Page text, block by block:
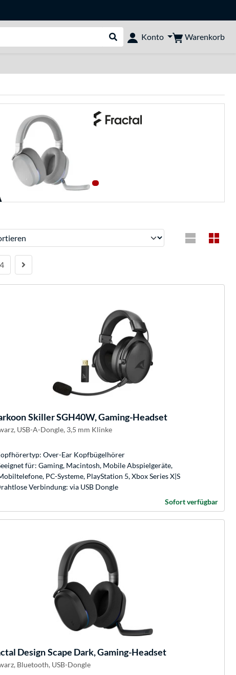
Suche durchführen
Konto Warenkorb
4
Skiller SGH40W, Gaming-Headset
USB-A-Dongle, 3,5 mm Klinke
Over-Ear Kopfbügelhörer
für: Gaming, Macintosh, Mobile Abspielgeräte,
PC-Systeme, PlayStation 5, Xbox Series X|S
Verbindung: via USB Dongle
Sofort verfügbar
DesignScape Dark, Gaming-Headset
Bluetooth, USB-Dongle